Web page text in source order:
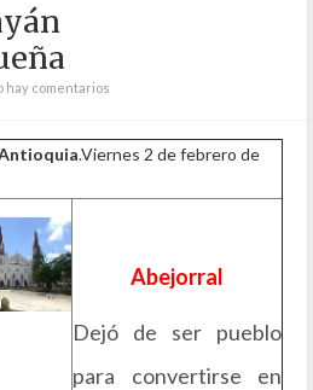
hay comentarios
.Viernes 2 de febrero de
Abejorral
Dejó de ser pueblo
para convertirse en